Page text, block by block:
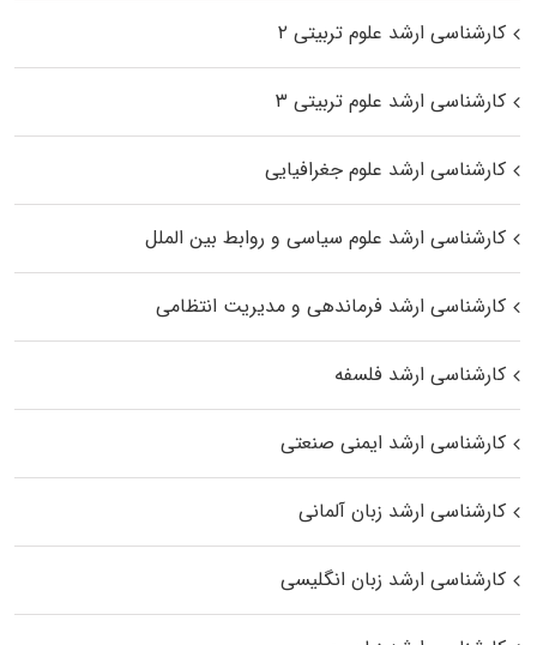
کارشناسی ارشد علوم تربیتی ۲
کارشناسی ارشد علوم تربیتی ۳
کارشناسی ارشد علوم جغرافیایی
کارشناسی ارشد علوم سیاسی و روابط بین الملل
کارشناسی ارشد فرماندهی و مدیریت انتظامی
کارشناسی ارشد فلسفه
کارشناسی ارشد ایمنی صنعتی
کارشناسی ارشد زبان آلمانی
کارشناسی ارشد زبان انگلیسی